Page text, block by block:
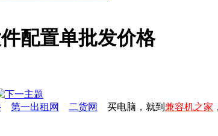
配置单批发价格
第一出租网 二货网 买电脑，就到 兼容机之家